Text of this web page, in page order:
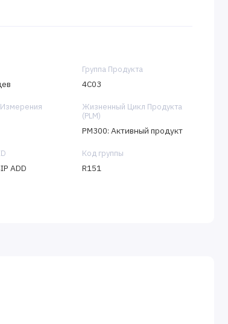
Группа Продукта
4C03
Жизненный Цикл Продукта
(PLM)
PM300: Активный продукт
ADD
Код группы
R151